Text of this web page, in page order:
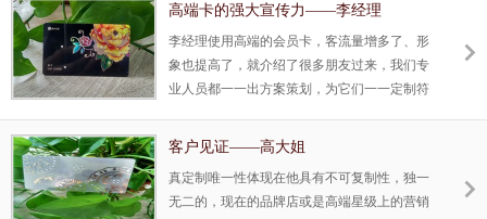
高端卡的强大宣传力——李经理
李经理使用高端的会员卡，客流量增多了、形
象也提高了，就介绍了很多朋友过来，我们专
业人员都一一出方案策划，为它们一一定制符
客户见证——高大姐
真定制唯一性体现在他具有不可复制性，独一
无二的，现在的品牌店或是高端星级上的营销